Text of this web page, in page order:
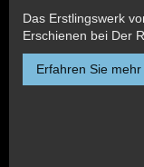
Das Erstlingswerk
Erschienen bei Der
Erfahren Sie mehr